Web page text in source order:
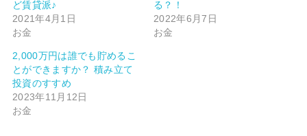
ど賃貸派♪
2021年4月1日
お金
る？！
2022年6月7日
お金
2,000万円は誰でも貯めるこ
とができますか？ 積み立て
投資のすすめ
2023年11月12日
お金